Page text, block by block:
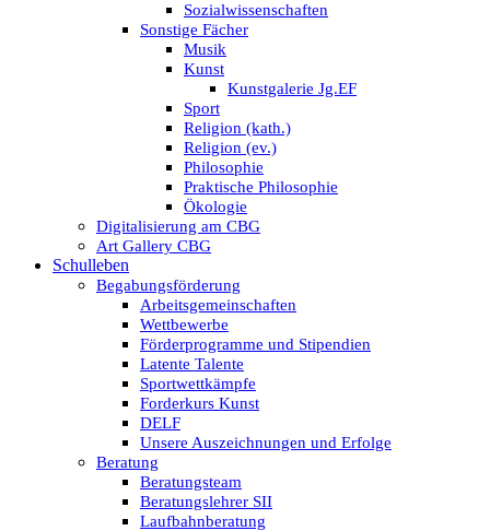
Sozialwissenschaften
Sonstige Fächer
Musik
Kunst
Kunstgalerie Jg.EF
Sport
Religion (kath.)
Religion (ev.)
Philosophie
Praktische Philosophie
Ökologie
Digitalisierung am CBG
Art Gallery CBG
Schulleben
Begabungsförderung
Arbeitsgemeinschaften
Wettbewerbe
Förderprogramme und Stipendien
Latente Talente
Sportwettkämpfe
Forderkurs Kunst
DELF
Unsere Auszeichnungen und Erfolge
Beratung
Beratungsteam
Beratungslehrer SII
Laufbahnberatung